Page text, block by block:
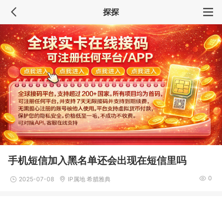
探探
手机短信加入黑名单还会出现在短信里吗
2025-07-08 IP属地 希腊雅典 0